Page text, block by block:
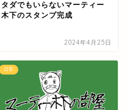
タダでもいらないマーティー
木下のスタンプ完成
2024年4月25日
日常